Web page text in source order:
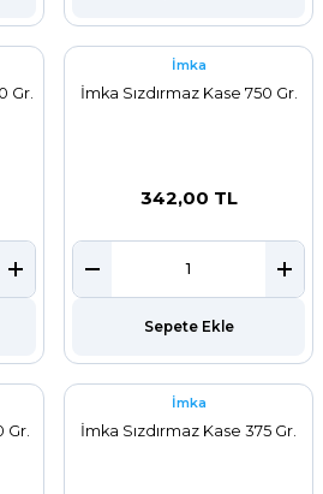
Gr.
İmka
İmka Sızdırmaz Kase 750 Gr.
342,00 TL
Sepete Ekle
Gr.
İmka
İmka Sızdırmaz Kase 375 Gr.